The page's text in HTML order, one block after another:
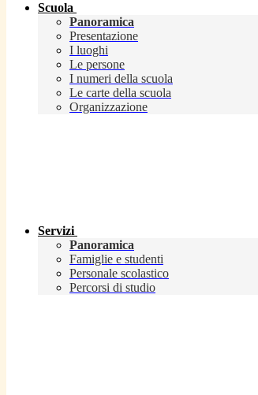
Scuola
Panoramica
Presentazione
I luoghi
Le persone
I numeri della scuola
Le carte della scuola
Organizzazione
Servizi
Panoramica
Famiglie e studenti
Personale scolastico
Percorsi di studio